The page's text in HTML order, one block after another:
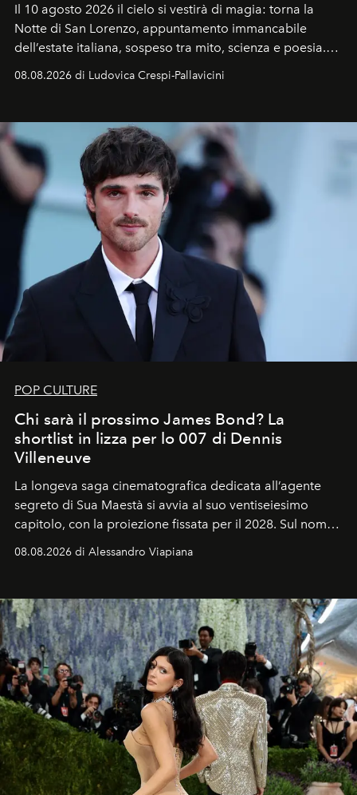
Il 10 agosto 2026 il cielo si vestirà di magia: torna la
Notte di San Lorenzo, appuntamento immancabile
dell’estate italiana, sospeso tra mito, scienza e poesia.
celeste per seguire il passaggio delle
all’universo i desideri più segreti
08.08.2026 di Ludovica Crespi-Pallavicini
POP CULTURE
Chi sarà il prossimo James Bond? La
shortlist in lizza per lo 007 di Dennis
Villeneuve
La longeva saga cinematografica dedicata all’agente
segreto di Sua Maestà si avvia al suo ventiseiesimo
capitolo, con la proiezione fissata per il 2028. Sul nome
Craig, però, regna ancora il più assoluto riserbo.
08.08.2026 di Alessandro Viapiana